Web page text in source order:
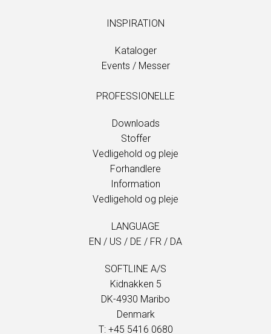
INSPIRATION
Kataloger
Events / Messer
PROFESSIONELLE
Downloads
Stoffer
Vedligehold og pleje
Forhandlere
Information
Vedligehold og pleje
LANGUAGE
EN / US / DE / FR / DA
SOFTLINE A/S
Kidnakken 5
DK-4930 Maribo
Denmark
T: +45 5416 0680